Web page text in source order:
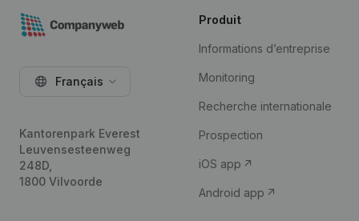
Français
Kantorenpark Everest
Leuvensesteenweg
248D,
1800 Vilvoorde
Produit
Informations d’entreprise
Monitoring
Recherche internationale
Prospection
iOS app
Android app